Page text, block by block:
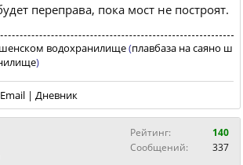
переправа, пока мост не построят.
водохранилище(плавбаза на саяно ш
)
Email | Дневник
Рейтинг:
140
Сообщений:
337